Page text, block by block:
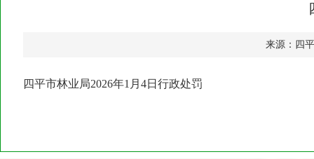
来源：四
四平市林业局2026年1月4日行政处罚